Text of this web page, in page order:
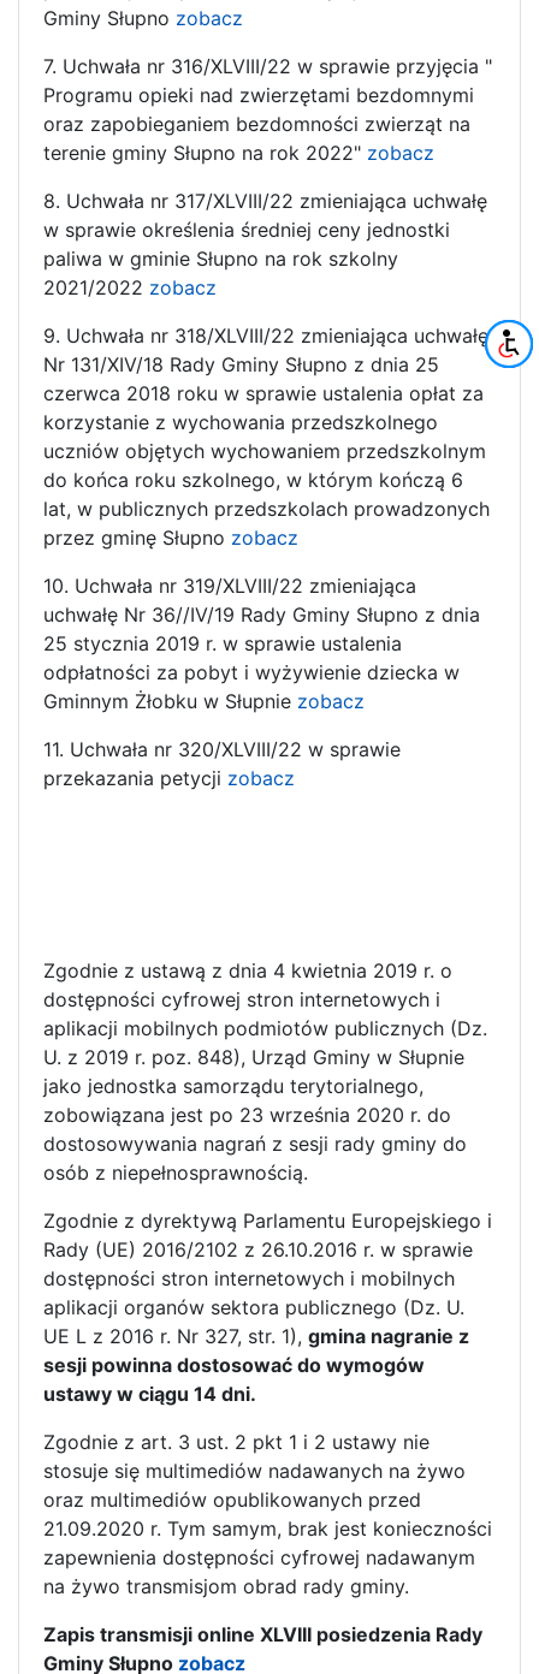
Gminy Słupno zobacz
7. Uchwała nr 316/XLVIII/22 w sprawie przyjęcia "
Programu opieki nad zwierzętami bezdomnymi
oraz zapobieganiem bezdomności zwierząt na
terenie gminy Słupno na rok 2022" zobacz
8. Uchwała nr 317/XLVIII/22 zmieniająca uchwałę
w sprawie określenia średniej ceny jednostki
paliwa w gminie Słupno na rok szkolny
2021/2022 zobacz
9. Uchwała nr 318/XLVIII/22 zmieniająca uchwałę
Nr 131/XIV/18 Rady Gminy Słupno z dnia 25
czerwca 2018 roku w sprawie ustalenia opłat za
korzystanie z wychowania przedszkolnego
uczniów objętych wychowaniem przedszkolnym
do końca roku szkolnego, w którym kończą 6
lat, w publicznych przedszkolach prowadzonych
przez gminę Słupno zobacz
10. Uchwała nr 319/XLVIII/22 zmieniająca
uchwałę Nr 36//IV/19 Rady Gminy Słupno z dnia
25 stycznia 2019 r. w sprawie ustalenia
odpłatności za pobyt i wyżywienie dziecka w
Gminnym Żłobku w Słupnie zobacz
11. Uchwała nr 320/XLVIII/22 w sprawie
przekazania petycji zobacz
Zgodnie z ustawą z dnia 4 kwietnia 2019 r. o
dostępności cyfrowej stron internetowych i
aplikacji mobilnych podmiotów publicznych (Dz.
U. z 2019 r. poz. 848), Urząd Gminy w Słupnie
jako jednostka samorządu terytorialnego,
zobowiązana jest po 23 września 2020 r. do
dostosowywania nagrań z sesji rady gminy do
osób z niepełnosprawnością.
Zgodnie z dyrektywą Parlamentu Europejskiego i
Rady (UE) 2016/2102 z 26.10.2016 r. w sprawie
dostępności stron internetowych i mobilnych
aplikacji organów sektora publicznego (Dz. U.
UE L z 2016 r. Nr 327, str. 1), gmina nagranie z
sesji powinna dostosować do wymogów
ustawy w ciągu 14 dni.
Zgodnie z art. 3 ust. 2 pkt 1 i 2 ustawy nie
stosuje się multimediów nadawanych na żywo
oraz multimediów opublikowanych przed
21.09.2020 r. Tym samym, brak jest konieczności
zapewnienia dostępności cyfrowej nadawanym
na żywo transmisjom obrad rady gminy.
Zapis transmisji online XLVIII posiedzenia Rady
Gminy Słupno zobacz